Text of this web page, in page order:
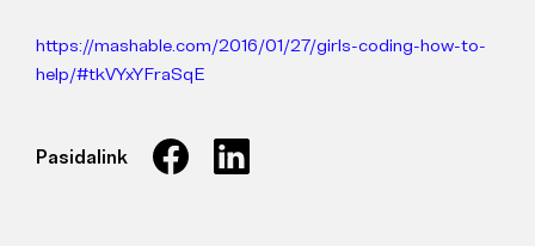
https://mashable.com/2016/01/27/girls-coding-how-to-
help/#tkVYxYFraSqE
Pasidalink